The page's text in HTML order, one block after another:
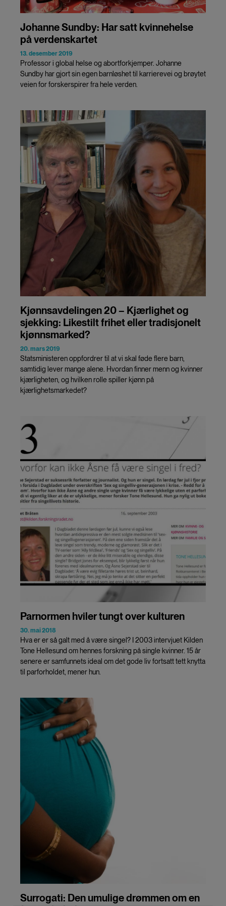
Johanne Sundby: Har satt kvinnehelse
på verdenskartet
13. desember 2019
Professor i global helse og abortforkjemper. Johanne
Sundby har gjort sin egen barnløshet til karrierevei og brøytet
veien for forskerspirer fra hele verden.
Kjønnsavdelingen 20 – Kjærlighet og
sjekking: Likestilt frihet eller tradisjonelt
kjønnsmarked?
20. mars 2019
Statsministeren oppfordrer til at vi skal føde flere barn,
samtidig lever mange alene. Hvordan finner menn og kvinner
kjærligheten, og hvilken rolle spiller kjønn på
kjærlighetsmarkedet?
Parnormen hviler tungt over kulturen
30. mai 2018
Hva er er så galt med å være singel? I 2003 intervjuet Kilden
Tone Hellesund om hennes forskning på single kvinner. 15 år
senere er samfunnets ideal om det gode liv fortsatt tett knytta
til parforholdet, mener hun.
Surrogati: Den umulige drømmen om en